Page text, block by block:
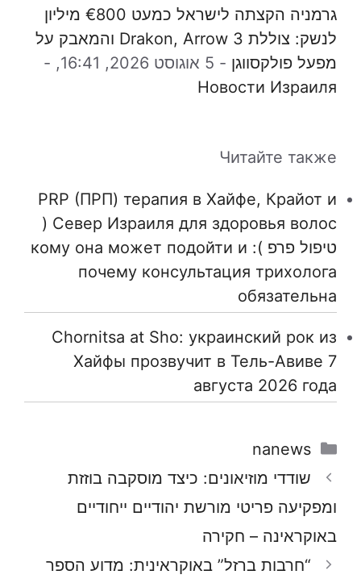
גרמניה הקצתה לישראל כמעט €800 מיליון
לנשק: צוללת Drakon, Arrow 3 והמאבק על
מפעל פולקסווגן - 5 אוגוסט 2026, 16:41,
-
Новости Израиля
Читайте также
PRP (ПРП) терапия в Хайфе, Крайот и
Север Израиля для здоровья волос (
טיפול פרפ ): кому она может подойти и
почему консультация трихолога
обязательна
Chornitsa at Sho: украинский рок из
Хайфы прозвучит в Тель-Авиве 7
августа 2026 года
קטגוריות
nanews
שודדי מוזיאונים: כיצד מוסקבה בוזזת
ומפקיעה פריטי מורשת יהודיים ייחודיים
באוקראינה – חקירה
“חרבות ברזל” באוקראינית: מדוע הספר